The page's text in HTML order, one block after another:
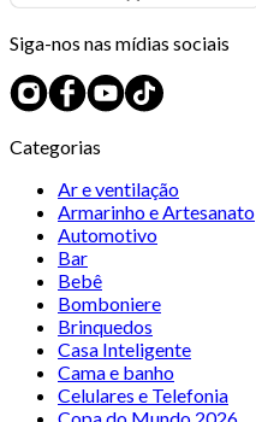
Siga-nos nas mídias sociais
Categorias
Ar e ventilação
Armarinho e Artesanato
Automotivo
Bar
Bebê
Bomboniere
Brinquedos
Casa Inteligente
Cama e banho
Celulares e Telefonia